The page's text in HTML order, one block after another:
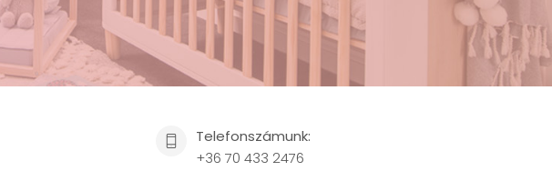
Telefonszámunk:
+36 70 433 2476